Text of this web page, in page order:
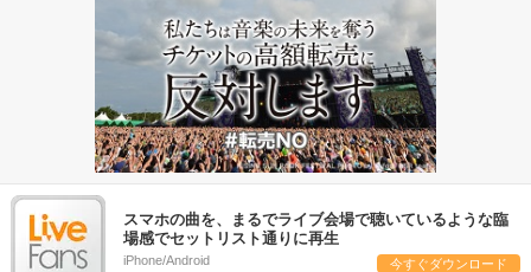
スマホの曲を、まるでライブ会場で聴いているような臨
場感でセットリスト通りに再生
iPhone/Android 今すぐダウンロード